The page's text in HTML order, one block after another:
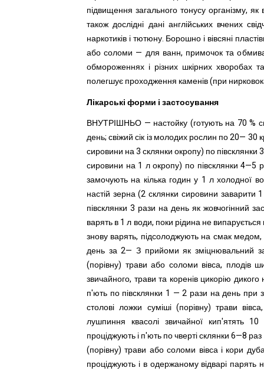
підвищення загального тонусу організму, як
також дослідні дані англійських вчених
наркотиків і тютюну. Борошно і вівсяні
або соломи — для ванн, примочок та
обмороженнях і різних шкірних хворобах
полегшує проходження каменів (при
Лікарські форми і застосування
ВНУТРІШНЬО — настойку (готують на 70 %
день; свіжий сік із молодих рослин по 20— 30
сировини на 3 склянки окропу) по півсклянки
сировини на 1 л окропу) по півсклянки 4—5
замочують на кілька годин у 1 л холодної
настій зерна (2 склянки сировини заварити
півсклянки 3 рази на день як жовчогінний
варять в 1 л води, поки рідина не
знову варять, підсолоджують на смак
день за 2— З прийоми як зміцнювальний
(порівну) трави або соломи вівса, плодів
звичайного, трави та коренів цикорію
п'ють по півсклянки 1 — 2 рази на день при
столові ложки суміші (порівну) трави
лушпиння квасолі звичайної кип'ятять
проціджують і п'ють по чверті склянки 6—8
(порівну) трави або соломи вівса і кори
проціджують і в одержаному відварі парять